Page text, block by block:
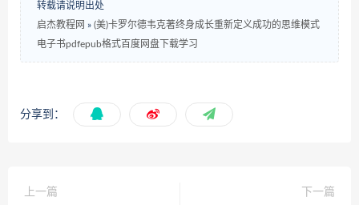
转载请说明出处
启杰教程网 » (美)卡罗尔德韦克著终身成长重新定义成功的思维模式
电子书pdfepub格式百度网盘下载学习
分享到：
上一篇
下一篇